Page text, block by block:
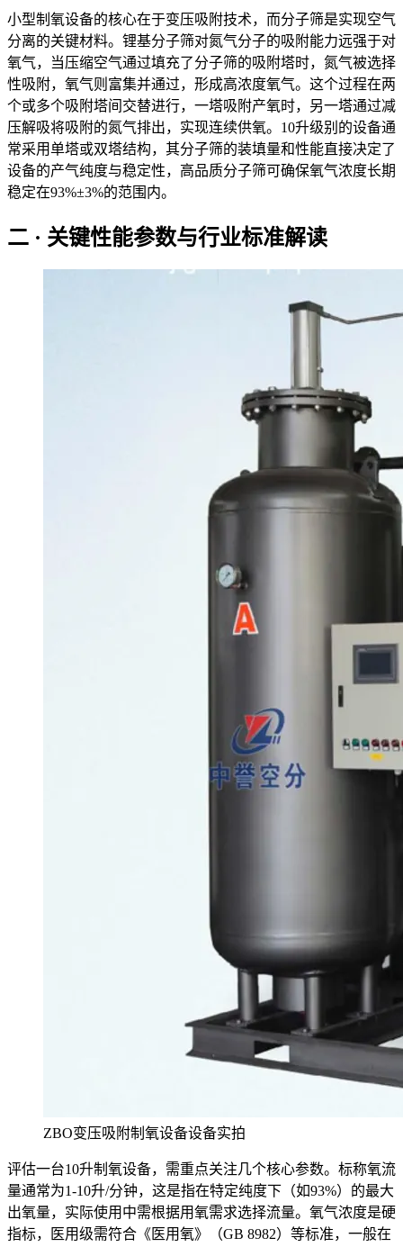
小型制氧设备的核心在于变压吸附技术，而分子筛是实现空气
分离的关键材料。锂基分子筛对氮气分子的吸附能力远强于对
氧气，当压缩空气通过填充了分子筛的吸附塔时，氮气被选择
性吸附，氧气则富集并通过，形成高浓度氧气。这个过程在两
个或多个吸附塔间交替进行，一塔吸附产氧时，另一塔通过减
压解吸将吸附的氮气排出，实现连续供氧。10升级别的设备通
常采用单塔或双塔结构，其分子筛的装填量和性能直接决定了
设备的产气纯度与稳定性，高品质分子筛可确保氧气浓度长期
稳定在93%±3%的范围内。
二 · 关键性能参数与行业标准解读
ZBO变压吸附制氧设备设备实拍
评估一台10升制氧设备，需重点关注几个核心参数。标称氧流
量通常为1-10升/分钟，这是指在特定纯度下（如93%）的最大
出氧量，实际使用中需根据用氧需求选择流量。氧气浓度是硬
指标，医用级需符合《医用氧》（GB 8982）等标准，一般在